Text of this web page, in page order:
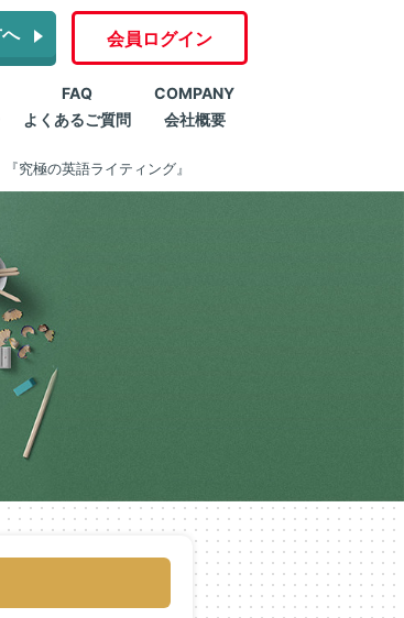
会員ログイン
FAQ
よくあるご質問
COMPANY
会社概要
『究極の英語ライティング』